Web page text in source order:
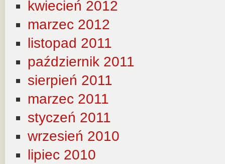
kwiecień 2012
marzec 2012
listopad 2011
październik 2011
sierpień 2011
marzec 2011
styczeń 2011
wrzesień 2010
lipiec 2010